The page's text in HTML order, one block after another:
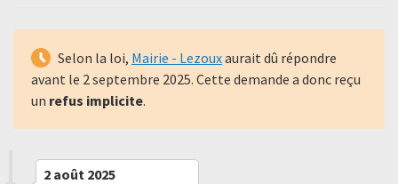
Selon la loi, Mairie - Lezouxaurait dû répondre
avant le 2 septembre 2025. Cette demande a donc reçu
un refus implicite.
2 août 2025